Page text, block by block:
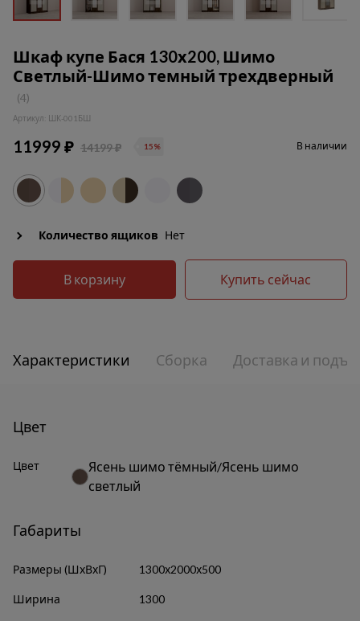
Шкаф купе Бася 130х200, Шимо
Светлый-Шимо темный трехдверный
(4)
Артикул: ШК-001БШ
11999 ₽ 14199 ₽ 15% В наличии
Количество ящиков Нет
В корзину Купить сейчас
Характеристики Сборка Доставка и
Цвет
Цвет
Ясень шимо тёмный/Ясень шимо
светлый
Габариты
Размеры (ШхВхГ) 1300х2000х500
Ширина 1300